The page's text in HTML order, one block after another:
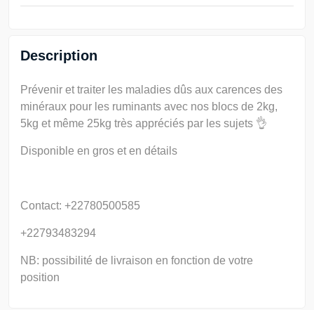
Description
Prévenir et traiter les maladies dûs aux carences des
minéraux pour les ruminants avec nos blocs de 2kg,
5kg et même 25kg très appréciés par les sujets 👌
Disponible en gros et en détails
Contact: +22780500585
+22793483294
NB: possibilité de livraison en fonction de votre
position